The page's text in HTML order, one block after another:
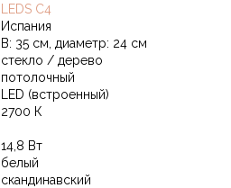
LEDS C4
Испания
В: 35 см, диаметр: 24 см
стекло / дерево
потолочный
LED (встроенный)
2700 К
14,8 Вт
белый
скандинавский